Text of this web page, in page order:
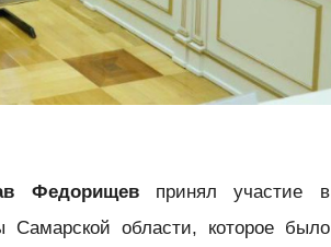
Федорищевпринял участие в
Самарской области, которое было